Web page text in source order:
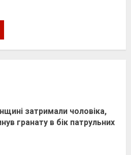
затримали чоловіка,
гранату в бік патрульних